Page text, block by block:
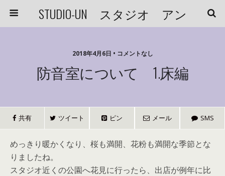
STUDIO-UN スタジオ アン
2018年4月6日 • コメントなし
防音室について 1.床編
共有 ツイート ピン メール SMS
めっきり暖かくなり、桜も満開、花粉も満開な季節とな
りましたね。
スタジオ近くの公園へ花見に行ったら、出店が例年に比